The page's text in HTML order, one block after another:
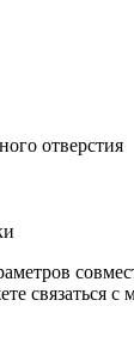
отверстия
связаться